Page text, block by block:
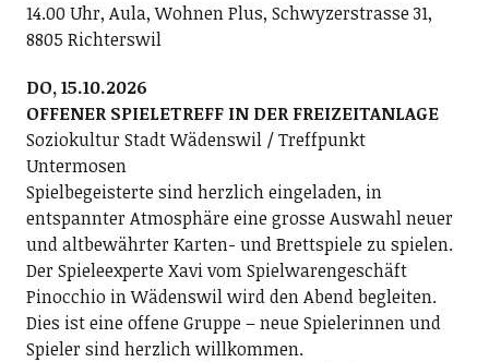
14.00 Uhr, Aula, Wohnen Plus, Schwyzerstrasse 31,
8805 Richterswil
DO, 15.10.2026
OFFENER SPIELETREFF IN DER FREIZEITANLAGE
Soziokultur Stadt Wädenswil / Treffpunkt
Untermosen
Spielbegeisterte sind herzlich eingeladen, in
entspannter Atmosphäre eine grosse Auswahl neuer
und altbewährter Karten- und Brettspiele zu spielen.
Der Spieleexperte Xavi vom Spielwarengeschäft
Pinocchio in Wädenswil wird den Abend begleiten.
Dies ist eine offene Gruppe – neue Spielerinnen und
Spieler sind herzlich willkommen.